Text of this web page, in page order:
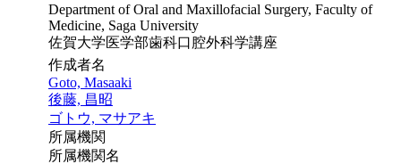
Department of Oral and Maxillofacial Surgery, Faculty of
Medicine, Saga University
佐賀大学医学部歯科口腔外科学講座
作成者名
Goto, Masaaki
後藤, 昌昭
ゴトウ, マサアキ
所属機関
所属機関名